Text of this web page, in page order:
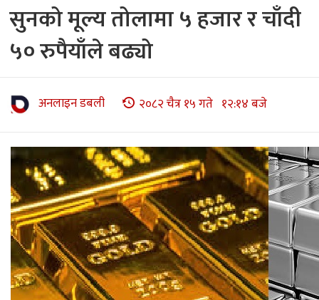
सुनको मूल्य तोलामा ५ हजार र चाँदी
५० रुपैयाँले बढ्यो
अनलाइन डबली २०८२ चैत्र १५ गते १२:१४ बजे